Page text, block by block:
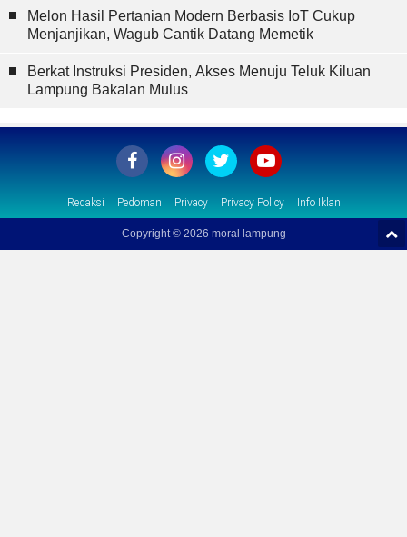
Melon Hasil Pertanian Modern Berbasis IoT Cukup
Menjanjikan, Wagub Cantik Datang Memetik
Berkat Instruksi Presiden, Akses Menuju Teluk Kiluan
Lampung Bakalan Mulus
Redaksi Pedoman Privacy Privacy Policy Info Iklan
Copyright © 2026 moral lampung